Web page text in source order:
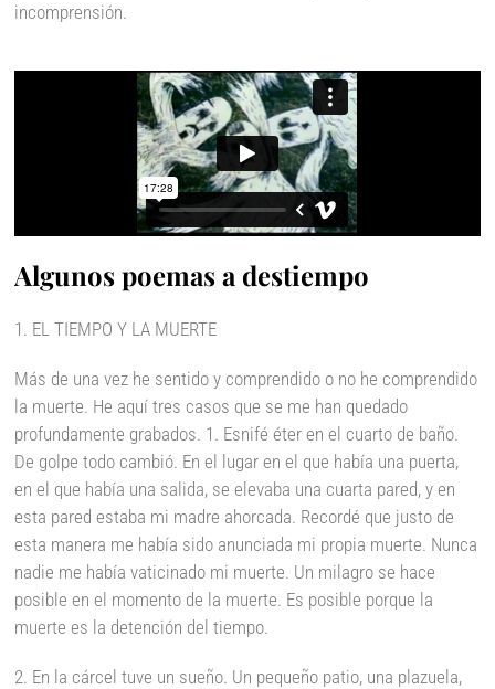
incomprensión.
Algunos poemas a destiempo
1. EL TIEMPO Y LA MUERTE
Más de una vez he sentido y comprendido o no he comprendido
la muerte. He aquí tres casos que se me han quedado
profundamente grabados. 1. Esnifé éter en el cuarto de baño.
De golpe todo cambió. Enel lugar en el que había una puerta,
en el que había una salida, se elevaba una cuarta pared, y en
esta pared estaba mi madre ahorcada. Recordé que justo de
esta manera me había sido anunciada mi propia muerte. Nunca
nadie me había vaticinado mi muerte. Un milagro se hace
posible en el momento de la muerte. Es posible porque la
muerte es la detención del tiempo.
2. En la cárcel tuve un sueño. Un pequeño patio, una plazuela,